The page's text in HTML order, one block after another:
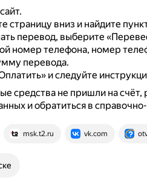
страницу вниз и найдите
перевод, выберите
номер телефона, номер
перевода.
и следуйте
средства не пришли на
и обратиться в
msk.t2.ru vk.com